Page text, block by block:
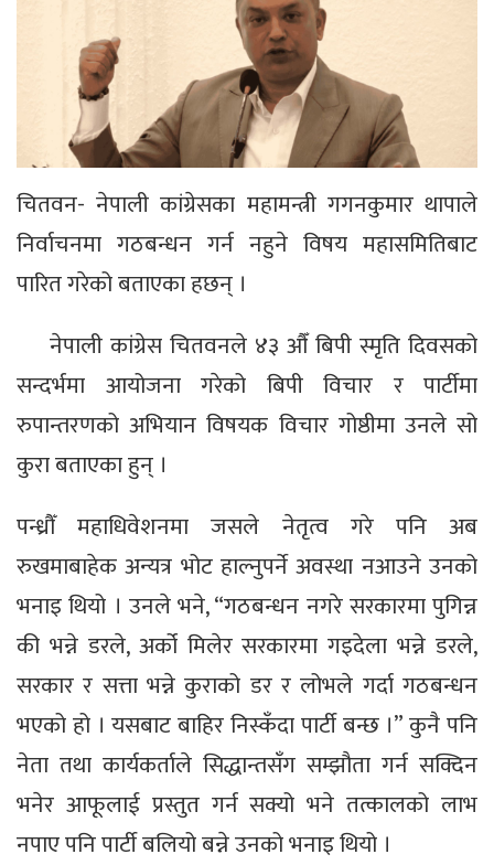
चितवन- नेपाली कांग्रेसका महामन्त्री गगनकुमार थापाले
निर्वाचनमा गठबन्धन गर्न नहुने विषय महासमितिबाट
पारित गरेको बताएका हछन् ।
नेपाली कांग्रेस चितवनले ४३ औँ बिपी स्मृति दिवसको
सन्दर्भमा आयोजना गरेको बिपी विचार र पार्टीमा
रुपान्तरणको अभियान विषयक विचार गोष्ठीमा उनले सो
कुरा बताएका हुन् ।
पन्ध्रौँ महाधिवेशनमा जसले नेतृत्व गरे पनि अब
रुखमाबाहेक अन्यत्र भोट हाल्नुपर्ने अवस्था नआउने उनको
भनाइ थियो । उनले भने, “गठबन्धन नगरे सरकारमा पुगिन्न
की भन्ने डरले, अर्को मिलेर सरकारमा गइदेला भन्ने डरले,
सरकार र सत्ता भन्ने कुराको डर र लोभले गर्दा गठबन्धन
भएको हो । यसबाट बाहिर निस्कँदा पार्टी बन्छ ।” कुनै पनि
नेता तथा कार्यकर्ताले सिद्धान्तसँग सम्झौता गर्न सक्दिन
भनेर आफूलाई प्रस्तुत गर्न सक्यो भने तत्कालको लाभ
नपाए पनि पार्टी बलियो बन्ने उनको भनाइ थियो ।